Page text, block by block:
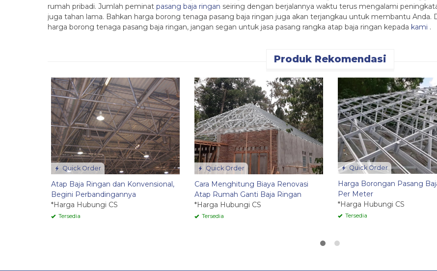
rumah pribadi. Jumlah peminat pasang baja ringan seiring dengan berjalannya waktu terus mengalami
juga tahan lama. Bahkan harga borong tenaga pasang baja ringan juga akan terjangkau untuk membantu Anda.
harga borong tenaga pasang baja ringan, jangan segan untuk jasa pasang rangka atap baja ringan kepada kami .
Produk Rekomendasi
Quick Order
Atap Baja Ringan dan Konvensional,
Begini Perbandingannya
*Harga Hubungi CS
Tersedia
Quick Order
Cara Menghitung Biaya Renovasi
Atap Rumah Ganti Baja Ringan
*Harga Hubungi CS
Tersedia
Quick Order
Harga Borongan Pasang
Per Meter
*Harga Hubungi CS
Tersedia